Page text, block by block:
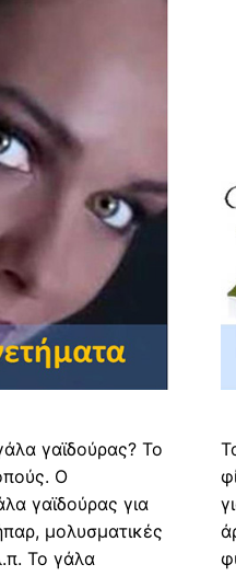
γαϊδούρας? Το
Ο
γαϊδούρας για
μολυσματικές
Το γάλα